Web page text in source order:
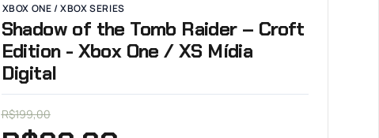
XBOX ONE / XBOX SERIES
Shadow of the Tomb Raider – Croft
Edition - Xbox One / XS Mídia
Digital
R$199,00